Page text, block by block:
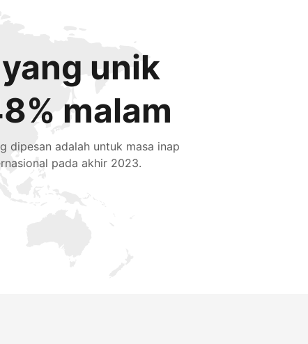
unik
malam
dipesan adalah untuk masa inap
pada akhir 2023.